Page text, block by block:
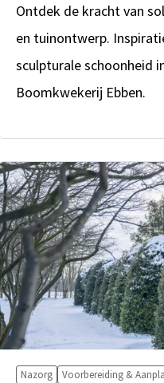
Watergeven & Droogte
Ontdek de kracht van
en tuinontwerp.
sculpturale schoonheid
Boomkwekerij Ebben.
Nazorg Voorbereiding &